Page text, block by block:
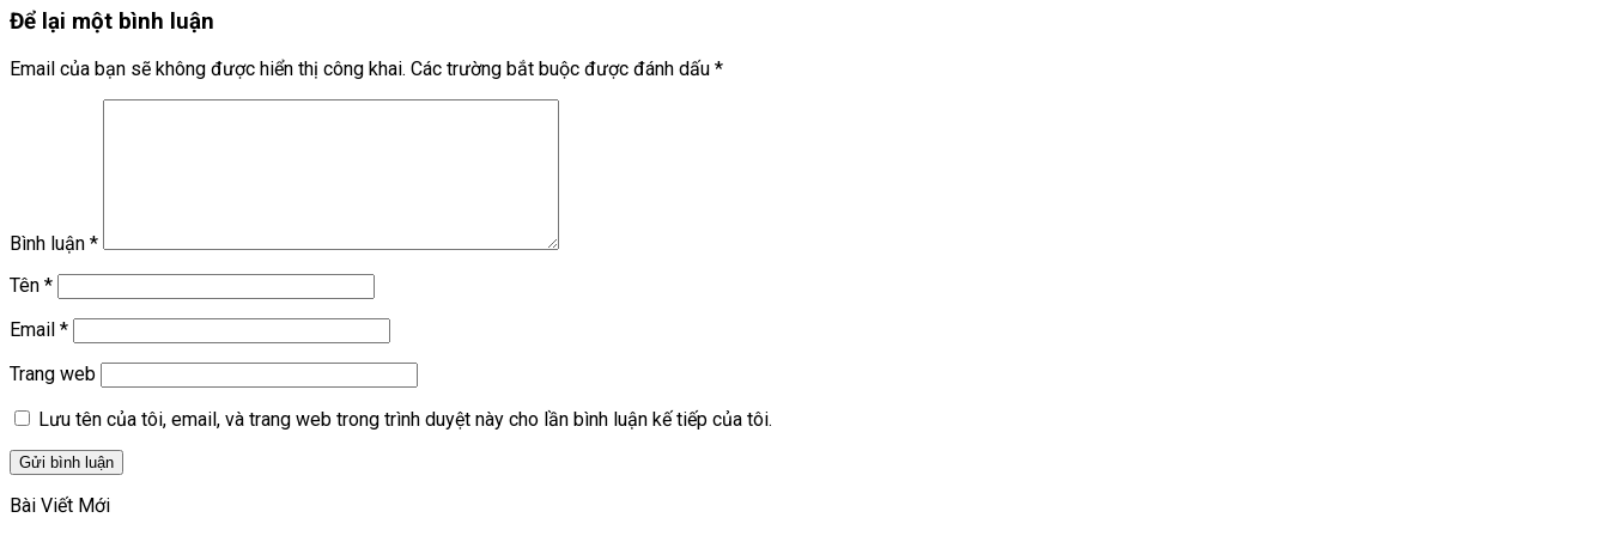
Để lại một bình luận
Email của bạn sẽ không được hiển thị công khai. Các trường bắt buộc được đánh dấu *
Bình luận *
Tên *
Email *
Trang web
Lưu tên của tôi, email, và trang web trong trình duyệt này cho lần bình luận kế tiếp của tôi.
Bài Viết Mới